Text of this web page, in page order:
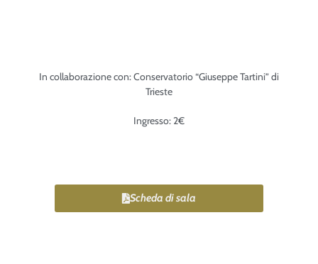
In collaborazione con: Conservatorio “Giuseppe Tartini” di
Trieste
Ingresso: 2€
Scheda di sala